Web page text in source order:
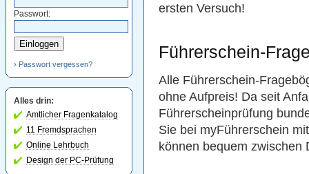
Passwort:
› Passwort vergessen?
Alles drin:
Amtlicher Fragenkatalog
11 Fremdsprachen
Online Lehrbuch
Design der PC-Prüfung
ersten Versuch!
Führerschein-
Alle Führerschein-
ohne Aufpreis! Da seit
Führerscheinprüfung
Sie bei myFührerschein
können bequem zwischen